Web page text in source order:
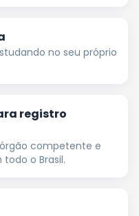
no seu próprio
registro
competente e
o Brasil.